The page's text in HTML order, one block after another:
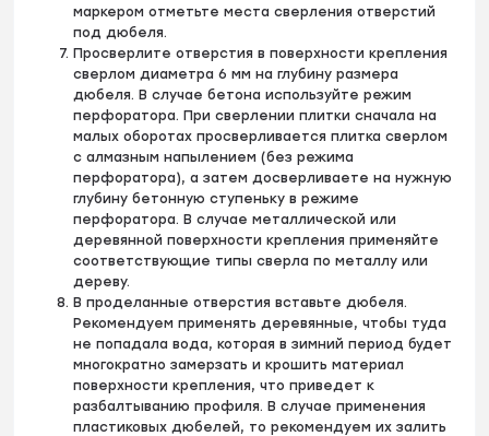
маркером отметьте места сверления отверстий
под дюбеля.
Просверлите отверстия в поверхности крепления
сверлом диаметра 6 мм на глубину размера
дюбеля. В случае бетона используйте режим
перфоратора. При сверлении плитки сначала на
малых оборотах просверливается плитка сверлом
с алмазным напылением (без режима
перфоратора), а затем досверливаете на нужную
глубину бетонную ступеньку в режиме
перфоратора. В случае металлической или
деревянной поверхности крепления применяйте
соответствующие типы сверла по металлу или
дереву.
В проделанные отверстия вставьте дюбеля.
Рекомендуем применять деревянные, чтобы туда
не попадала вода, которая в зимний период будет
многократно замерзать и крошить материал
поверхности крепления, что приведет к
разбалтыванию профиля. В случае применения
пластиковых дюбелей, то рекомендуем их залить